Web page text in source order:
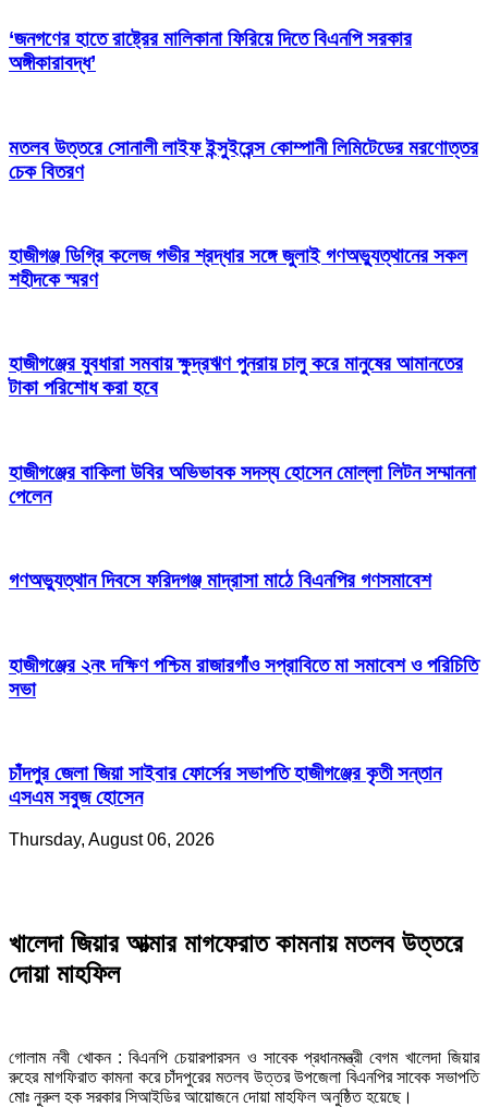
‘জনগণের হাতে রাষ্ট্রের মালিকানা ফিরিয়ে দিতে বিএনপি সরকার
অঙ্গীকারাবদ্ধ’
মতলব উত্তরে সোনালী লাইফ ইন্সুইরেন্স কোম্পানী লিমিটেডের মরণোত্তর
চেক বিতরণ
হাজীগঞ্জ ডিগ্রি কলেজ গভীর শ্রদ্ধার সঙ্গে জুলাই গণঅভ্যুত্থানের সকল
শহীদকে স্মরণ
হাজীগঞ্জের যুবধারা সমবায় ক্ষুদ্রঋণ পুনরায় চালু করে মানুষের আমানতের
টাকা পরিশোধ করা হবে
হাজীগঞ্জের বাকিলা উবির অভিভাবক সদস্য হোসেন মোল্লা লিটন সম্মাননা
পেলেন
গণঅভ্যুত্থান দিবসে ফরিদগঞ্জ মাদ্রাসা মাঠে বিএনপির গণসমাবেশ
হাজীগঞ্জের ২নং দক্ষিণ পশ্চিম রাজারগাঁও সপ্রাবিতে মা সমাবেশ ও পরিচিতি
সভা
চাঁদপুর জেলা জিয়া সাইবার ফোর্সের সভাপতি হাজীগঞ্জের কৃতী সন্তান
এসএম সবুজ হোসেন
Thursday, August 06, 2026
খালেদা জিয়ার আত্মার মাগফেরাত কামনায় মতলব উত্তরে
দোয়া মাহফিল
গোলাম নবী খোকন : বিএনপি চেয়ারপারসন ও সাবেক প্রধানমন্ত্রী বেগম খালেদা জিয়ার
রুহের মাগফিরাত কামনা করে চাঁদপুরের মতলব উত্তর উপজেলা বিএনপির সাবেক সভাপতি
মোঃ নুরুল হক সরকার সিআইডির আয়োজনে দোয়া মাহফিল অনুষ্ঠিত হয়েছে।